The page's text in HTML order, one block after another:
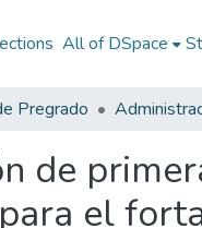
All of DSpace
Pregrado
de
el